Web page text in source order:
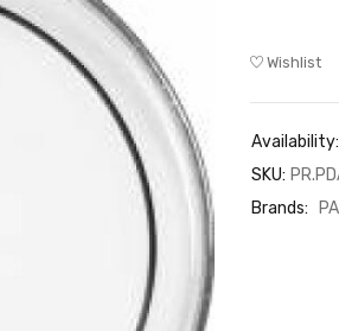
Wishlist
Availability:
SKU:
Brands: